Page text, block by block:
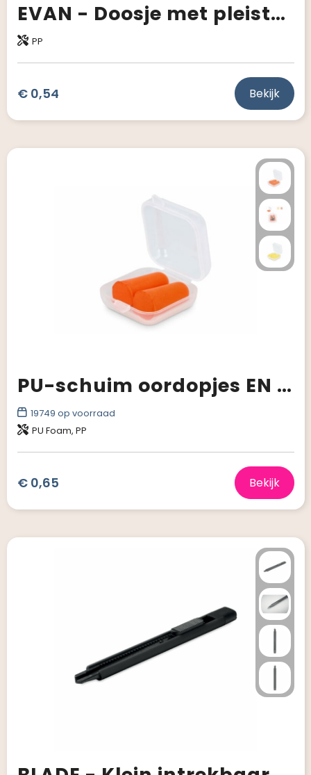
EVAN - Doosje met pleisters
PP
€ 0,54 Bekijk
PU-schuim oordopjes EN 352-2 SNR 37 dB
19749 op voorraad
PU Foam, PP
€ 0,65 Bekijk